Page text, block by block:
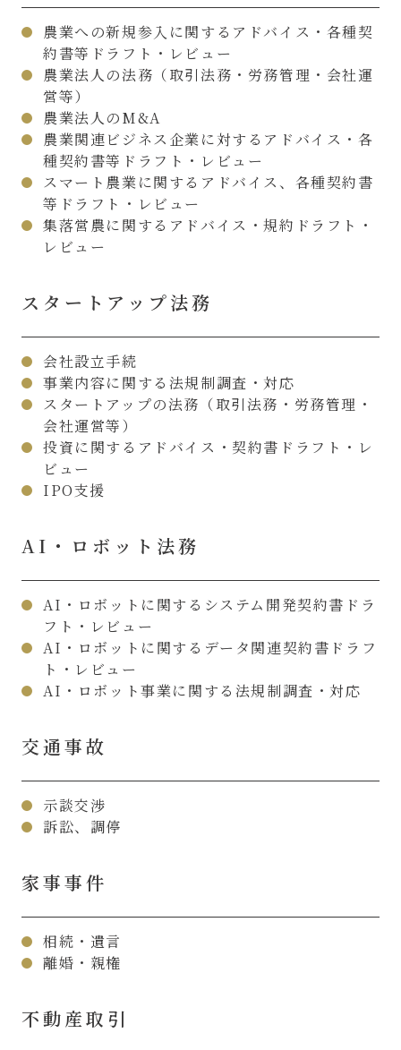
農業への新規参入に関するアドバイス・各種契
約書等ドラフト・レビュー
農業法人の法務（取引法務・労務管理・会社運
営等）
農業法人のM&A
農業関連ビジネス企業に対するアドバイス・各
種契約書等ドラフト・レビュー
スマート農業に関するアドバイス、各種契約書
等ドラフト・レビュー
集落営農に関するアドバイス・規約ドラフト・
レビュー
スタートアップ法務
会社設立手続
事業内容に関する法規制調査・対応
スタートアップの法務（取引法務・労務管理・
会社運営等）
投資に関するアドバイス・契約書ドラフト・レ
ビュー
IPO支援
AI・ロボット法務
AI・ロボットに関するシステム開発契約書ドラ
フト・レビュー
AI・ロボットに関するデータ関連契約書ドラフ
ト・レビュー
AI・ロボット事業に関する法規制調査・対応
交通事故
示談交渉
訴訟、調停
家事事件
相続・遺言
離婚・親権
不動産取引